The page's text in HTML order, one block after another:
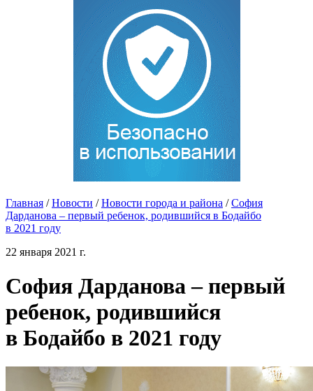
Главная / Новости / Новости города и района / София
Дарданова – первый ребенок, родившийся в Бодайбо
в 2021 году
22 января 2021 г.
София Дарданова – первый
ребенок, родившийся
в Бодайбо в 2021 году